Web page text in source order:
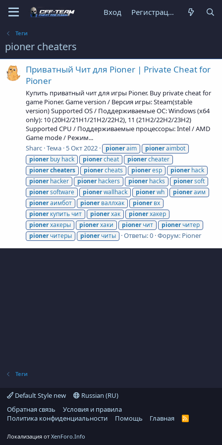
Вход Регистрация
Теги
pioner cheaters
Приватный Чит для Pioner | Private Cheat for
Pioner
Купить приватный чит для игры Pioner. Buy private cheat for
game Pioner. Game version / Версия игры: Steam(stable
version) Supported OS / Поддерживаемые ОС: Windows (x64
only): 10 (20H2/21H1/21H2/22H2), 11 (21H2/22H2/23H2)
Supported CPU / Поддерживаемые процессоры: Intel / AMD
Game mode / Режим...
Sharc Тема 5 Окт 2022 pioneraim pioneraimbot
pionerbuy hack pionercheat pionercheater
pionercheaters pionercheats pioneresp pionerhack
pionerhacker pionerhackers pionerhacks pionersoft
pionersoftware pionerwallhack pionerwh pionerаим
pionerаимбот pionerваллхак pionerвх
pionerкупить чит pionerхак pionerхакер
pionerхакеры pionerхаки pionerчит pionerчитер
pionerчитеры pionerчиты Ответы: 0 Форум: Pioner
Теги
Default Style new
Russian (RU)
Обратная связь
Условия и правила
Политика конфиденциальности
Помощь Главная
R
Локализация от XenForo.Info